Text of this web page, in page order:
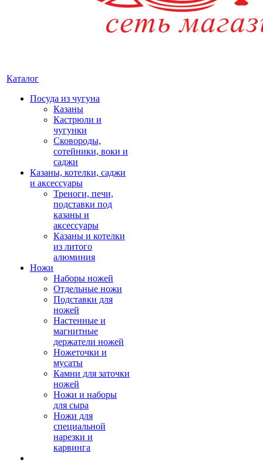
Каталог
Посуда из чугуна
Казаны
Кастрюли и
чугунки
Сковороды,
сотейники, воки и
саджи
Казаны, котелки, саджи
и аксессуары
Треноги, печи,
подставки под
казаны и
аксессуары
Казаны и котелки
из литого
алюминия
Ножи
Наборы ножей
Отдельные ножи
Подставки для
ножей
Настенные и
магнитные
держатели ножей
Ножеточки и
мусаты
Камни для заточки
ножей
Ножи и наборы
для сыра
Ножи для
специальной
нарезки и
карвинга